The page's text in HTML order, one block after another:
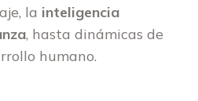
la inteligencia
, hasta dinámicas de
humano.